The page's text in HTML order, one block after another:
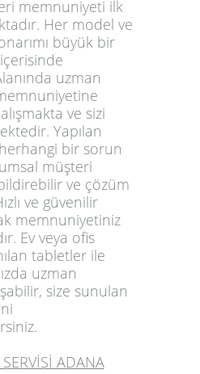
memnuniyeti ilk
Her model ve
büyük bir
uzman
ve sizi
Yapılan
bir sorun
müşteri
ve çözüm
ve güvenilir
memnuniyetiniz
Ev veya ofis
tabletler ile
uzman
size sunulan
ADANA